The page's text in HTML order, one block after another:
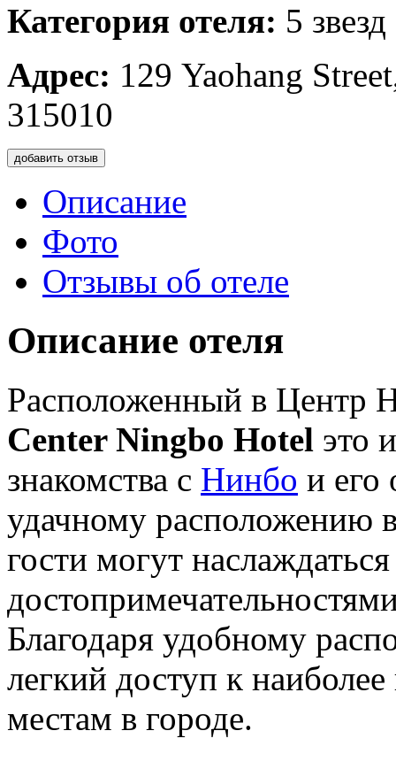
Категория отеля: 5 звезд
Адрес: 129 Yaohang
315010
добавить отзыв
Описание
Фото
Отзывы об отеле
Описание отеля
Расположенный в Центр
Center Ningbo Hotel это
знакомства с Нинбо и его
удачному расположению
гости могут
Благодаря удобному
легкий доступ к
местам в городе.